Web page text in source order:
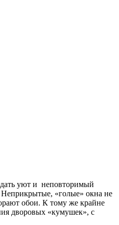
уют и неповторимый
«голые» окна не
обои. К тому же крайне
дворовых «кумушек», с